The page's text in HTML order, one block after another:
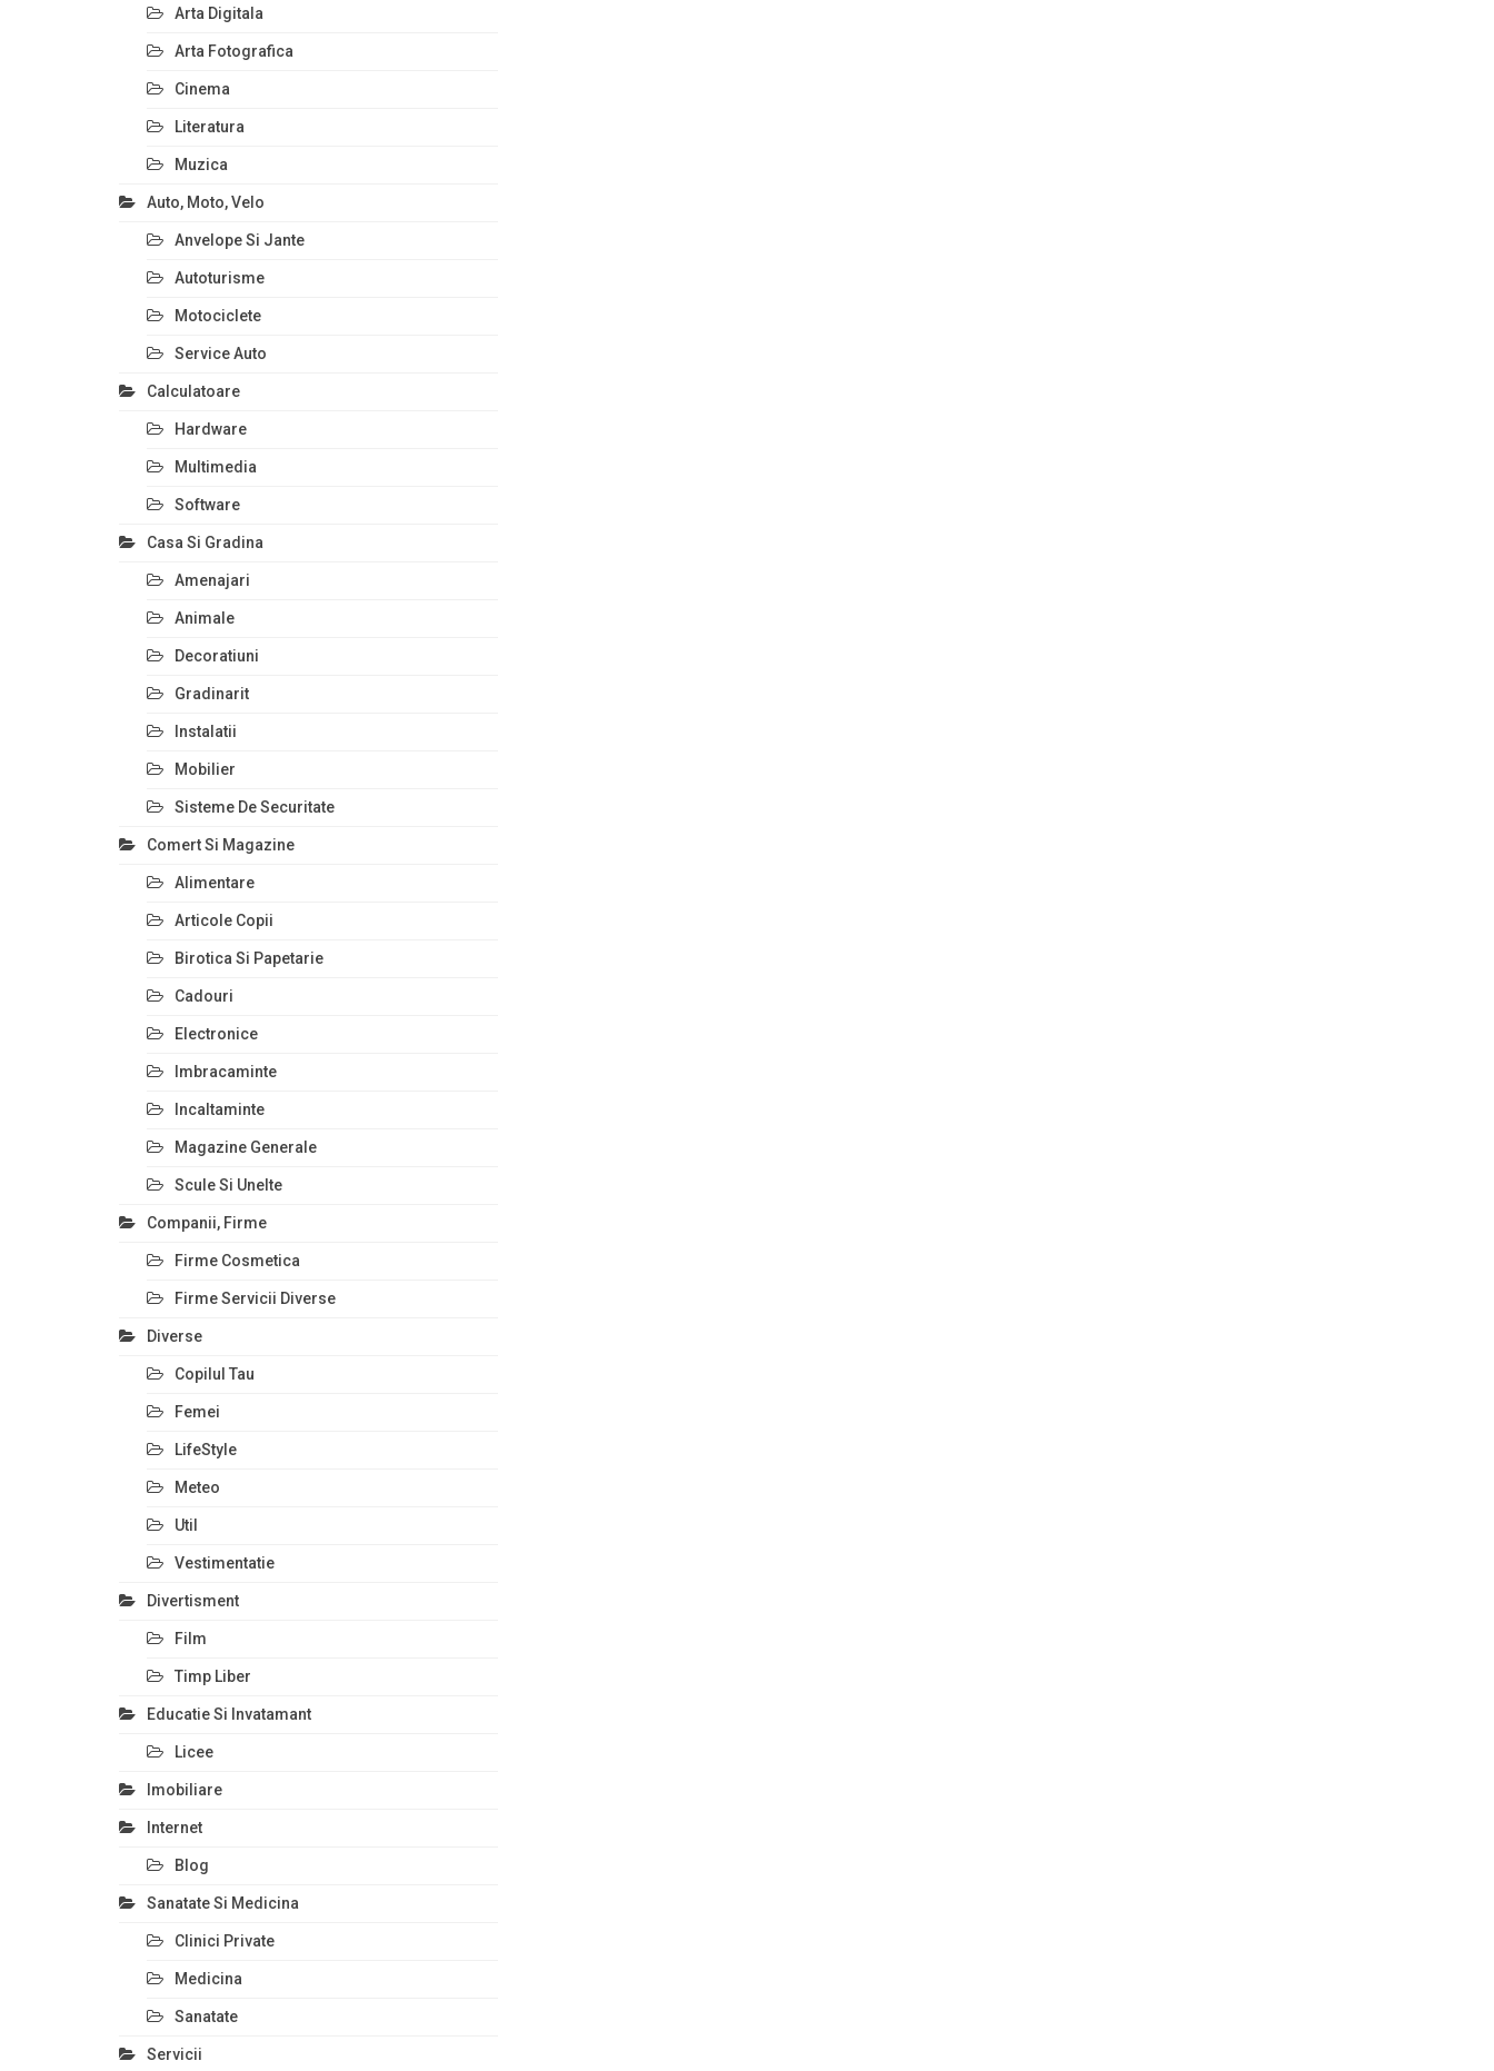
Arta Digitala
Arta Fotografica
Cinema
Literatura
Muzica
Auto, Moto, Velo
Anvelope Si Jante
Autoturisme
Motociclete
Service Auto
Calculatoare
Hardware
Multimedia
Software
Casa Si Gradina
Amenajari
Animale
Decoratiuni
Gradinarit
Instalatii
Mobilier
Sisteme De Securitate
Comert Si Magazine
Alimentare
Articole Copii
Birotica Si Papetarie
Cadouri
Electronice
Imbracaminte
Incaltaminte
Magazine Generale
Scule Si Unelte
Companii, Firme
Firme Cosmetica
Firme Servicii Diverse
Diverse
Copilul Tau
Femei
LifeStyle
Meteo
Util
Vestimentatie
Divertisment
Film
Timp Liber
Educatie Si Invatamant
Licee
Imobiliare
Internet
Blog
Sanatate Si Medicina
Clinici Private
Medicina
Sanatate
Servicii